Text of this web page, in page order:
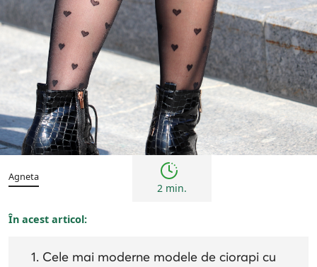
Tendințe
Agneta
2 min.
În acest articol:
Cele mai moderne modele de ciorapi cu